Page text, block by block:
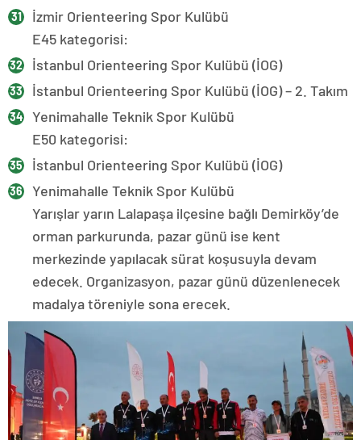
İzmir Orienteering Spor Kulübü
E45 kategorisi:
İstanbul Orienteering Spor Kulübü (İOG)
İstanbul Orienteering Spor Kulübü (İOG) – 2. Takım
Yenimahalle Teknik Spor Kulübü
E50 kategorisi:
İstanbul Orienteering Spor Kulübü (İOG)
Yenimahalle Teknik Spor Kulübü
Yarışlar yarın Lalapaşa ilçesine bağlı Demirköy’de
orman parkurunda, pazar günü ise kent
merkezinde yapılacak sürat koşusuyla devam
edecek. Organizasyon, pazar günü düzenlenecek
madalya töreniyle sona erecek.